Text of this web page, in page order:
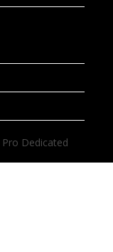
Pro Dedicated